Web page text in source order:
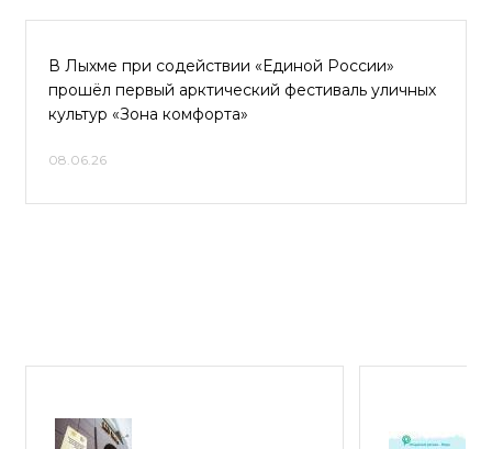
В Лыхме при содействии «Единой России»
прошёл первый арктический фестиваль уличных
культур «Зона комфорта»
08.06.26